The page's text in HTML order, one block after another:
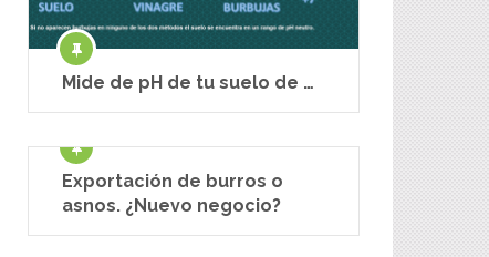
Mide de pH de tu suelo de …
Exportación de burros o
asnos. ¿Nuevo negocio?